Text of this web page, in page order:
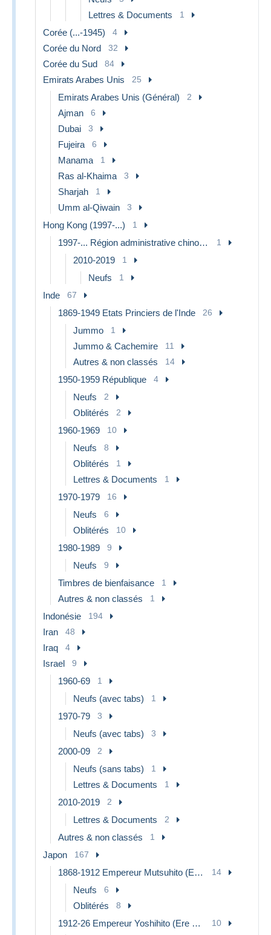
Lettres & Documents 1
Corée (...-1945) 4
Corée du Nord 32
Corée du Sud 84
Emirats Arabes Unis 25
Emirats Arabes Unis (Général) 2
Ajman 6
Dubai 3
Fujeira 6
Manama 1
Ras al-Khaima 3
Sharjah 1
Umm al-Qiwain 3
Hong Kong (1997-...) 1
1997-... Région administrative chinoise 1
2010-2019 1
Neufs 1
Inde 67
1869-1949 Etats Princiers de l'Inde 26
Jummo 1
Jummo & Cachemire 11
Autres & non classés 14
1950-1959 République 4
Neufs 2
Oblitérés 2
1960-1969 10
Neufs 8
Oblitérés 1
Lettres & Documents 1
1970-1979 16
Neufs 6
Oblitérés 10
1980-1989 9
Neufs 9
Timbres de bienfaisance 1
Autres & non classés 1
Indonésie 194
Iran 48
Iraq 4
Israel 9
1960-69 1
Neufs (avec tabs) 1
1970-79 3
Neufs (avec tabs) 3
2000-09 2
Neufs (sans tabs) 1
Lettres & Documents 1
2010-2019 2
Lettres & Documents 2
Autres & non classés 1
Japon 167
1868-1912 Empereur Mutsuhito (Ere Meiji) 14
Neufs 6
Oblitérés 8
1912-26 Empereur Yoshihito (Ere Taishou) 10